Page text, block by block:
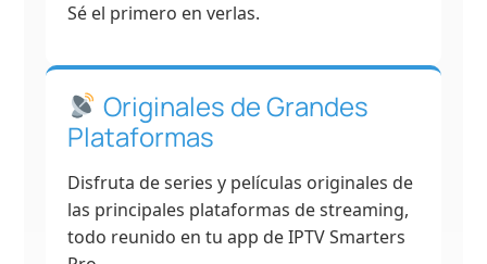
Sé el primero en verlas.
Originales de Grandes
Plataformas
Disfruta de series y películas originales de
las principales plataformas de streaming,
todo reunido en tu app de IPTV Smarters